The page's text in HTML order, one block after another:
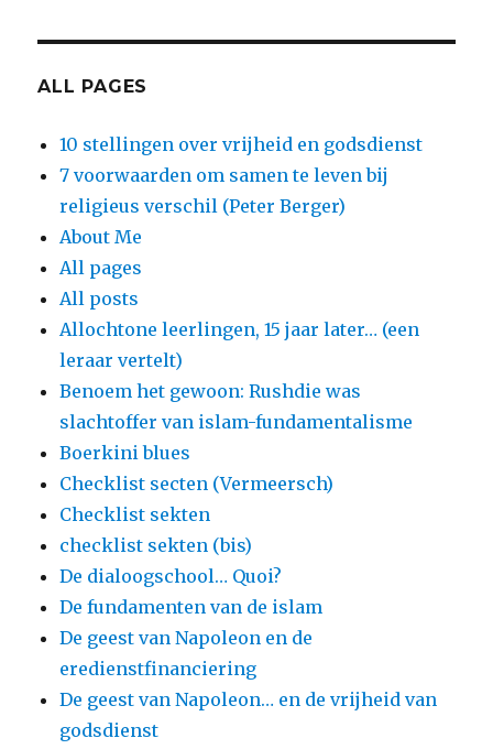
ALL PAGES
10 stellingen over vrijheid en godsdienst
7 voorwaarden om samen te leven bij
religieus verschil (Peter Berger)
About Me
All pages
All posts
Allochtone leerlingen, 15 jaar later… (een
leraar vertelt)
Benoem het gewoon: Rushdie was
slachtoffer van islam-fundamentalisme
Boerkini blues
Checklist secten (Vermeersch)
Checklist sekten
checklist sekten (bis)
De dialoogschool… Quoi?
De fundamenten van de islam
De geest van Napoleon en de
eredienstfinanciering
De geest van Napoleon… en de vrijheid van
godsdienst